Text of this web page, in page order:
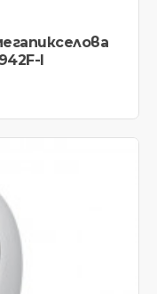
I